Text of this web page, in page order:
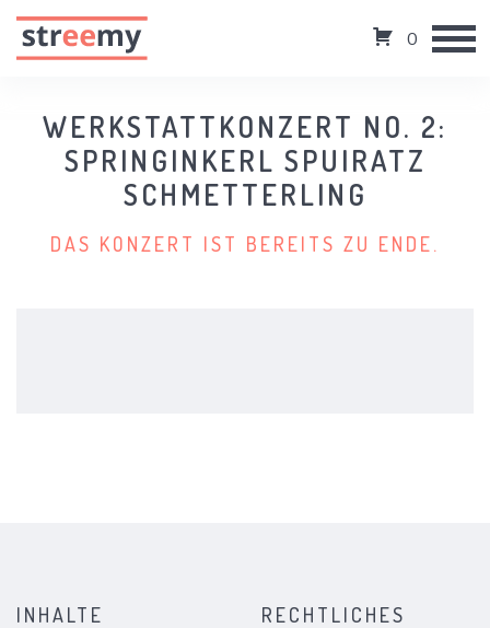
0
WERKSTATTKONZERT NO. 2:
SPRINGINKERL SPUIRATZ
SCHMETTERLING
DAS KONZERT IST BEREITS ZU ENDE.
INHALTE RECHTLICHES